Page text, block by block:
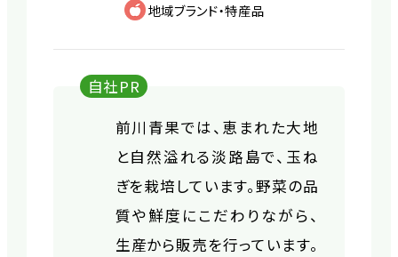
地域ブランド・特産品
自社PR
前川青果では、恵まれた大地
と自然溢れる淡路島で、玉ね
ぎを栽培しています。野菜の品
質や鮮度にこだわりながら、
生産から販売を行っています。